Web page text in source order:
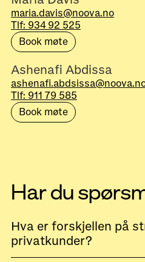
maria.davis@noova.no
Tlf: 934 92 525
Book møte
Ashenafi Abdissa
Tlf: 911 79 585
Book møte
Har du
Hva er forskjellen på
privatkunder?